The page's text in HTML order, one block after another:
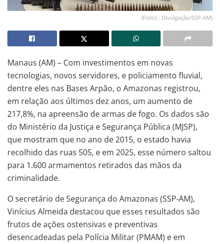
(Fotos : Divulgação/SSP-AM)
Manaus (AM) – Com investimentos em novas
tecnologias, novos servidores, e policiamento fluvial,
dentre eles nas Bases Arpão, o Amazonas registrou,
em relação aos últimos dez anos, um aumento de
217,8%, na apreensão de armas de fogo. Os dados são
do Ministério da Justiça e Segurança Pública (MJSP),
que mostram que no ano de 2015, o estado havia
recolhido das ruas 505, e em 2025, esse número saltou
para 1.600 armamentos retirados das mãos da
criminalidade.
O secretário de Segurança do Amazonas (SSP-AM),
Vinícius Almeida destacou que esses resultados são
frutos de ações ostensivas e preventivas
desencadeadas pela Polícia Militar (PMAM) e em